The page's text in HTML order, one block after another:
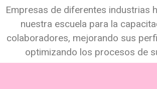
Empresas de diferentes industrias
nuestra escuela para la
colaboradores, mejorando sus
optimizando los procesos de